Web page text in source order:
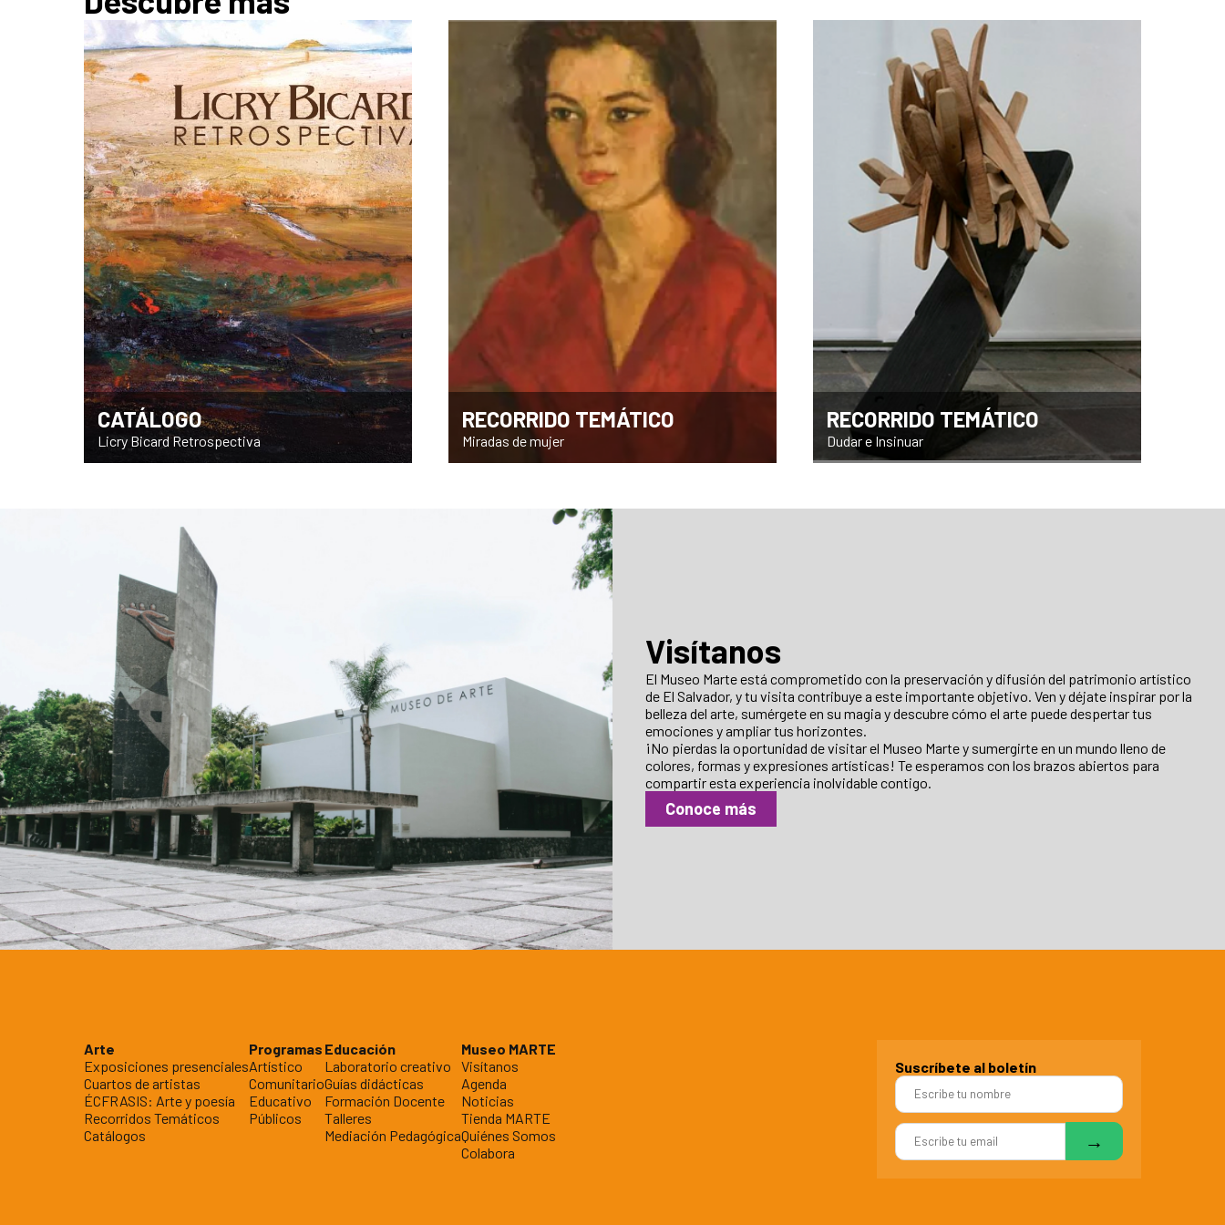
CATÁLOGO
Licry Bicard Retrospectiva
RECORRIDO TEMÁTICO
Miradas de mujer
RECORRIDO TEMÁTICO
Dudar e Insinuar
Visítanos
El Museo Marte está comprometido con la preservación y difusión del patrimonio artístico
de El Salvador, y tu visita contribuye a este importante objetivo. Ven y déjate inspirar por la
belleza del arte, sumérgete en su magia y descubre cómo el arte puede despertar tus
emociones y ampliar tus horizontes.
¡No pierdas la oportunidad de visitar el Museo Marte y sumergirte en un mundo lleno de
colores, formas y expresiones artísticas! Te esperamos con los brazos abiertos para
compartir esta experiencia inolvidable contigo.
Conoce más
Arte
Exposiciones presenciales
Cuartos de artistas
ÉCFRASIS: Arte y poesía
Recorridos Temáticos
Catálogos
Programas
Artístico
Comunitario
Educativo
Públicos
Educación
Laboratorio creativo
Guías didácticas
Formación Docente
Talleres
Mediación Pedagógica
Museo MARTE
Visítanos
Agenda
Noticias
Tienda MARTE
Quiénes Somos
Colabora
Suscríbete al boletín